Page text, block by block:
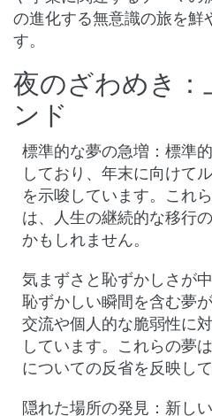
の進化する無意識の旅を鮮
す。
夜のざわめき：
ンド
標準的な夢の急増 ：標準
しており、年末に向けて
を示唆しています。これ
は、人生の継続的な移行
かもしれません。
気まずさと恥ずかしさが
恥ずかしい瞬間を含む夢
交流や個人的な脆弱性に
しています。これらの夢
についての反省を反映し
隠れた場所の発見 ：新し